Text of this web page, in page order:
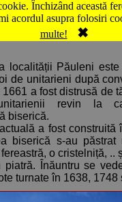
Închizând această
acordul asupra folosiri
multe!
✖
localității Păuleni
de unitarieni după
a fost distrusă de
unitarienii revin la
biserică.
a fost construită
biserică s-au păstrat
o cristelniță, ..
Înăuntru se
turnate în 1638, 1748
Comentarii